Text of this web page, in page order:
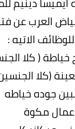
العرب عن
الاتيه :
خياطة ( كلا
(كلا
جوده خیاطه
مكوة